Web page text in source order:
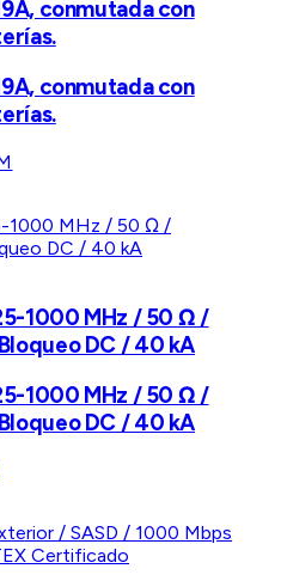
conmutada con
conmutada con
1000 MHz / 50 Ω /
DC / 40 kA
1000 MHz / 50 Ω /
DC / 40 kA